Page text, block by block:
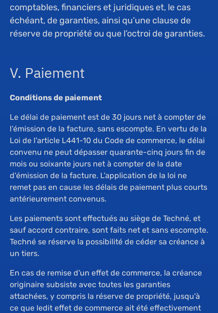
comptables, financiers et juridiques et, le cas
échéant, de garanties, ainsi qu’une clause de
réserve de propriété ou que l’octroi de garanties.
V. Paiement
Conditions de paiement
Le délai de paiement est de 30 jours net à compter de
l’émission de la facture, sans escompte. En vertu de la
Loi de l’article L441-10 du Code de commerce, le délai
convenu ne peut dépasser quarante-cinq jours fin de
mois ou soixante jours net à compter de la date
d'émission de la facture. L’application de la loi ne
remet pas en cause les délais de paiement plus courts
antérieurement convenus.
Les paiements sont effectués au siège de Techné, et
sauf accord contraire, sont faits net et sans escompte.
Techné se réserve la possibilité de céder sa créance à
un tiers.
En cas de remise d'un effet de commerce, la créance
originaire subsiste avec toutes les garanties
attachées, y compris la réserve de propriété, jusqu'à
ce que ledit effet de commerce ait été effectivement